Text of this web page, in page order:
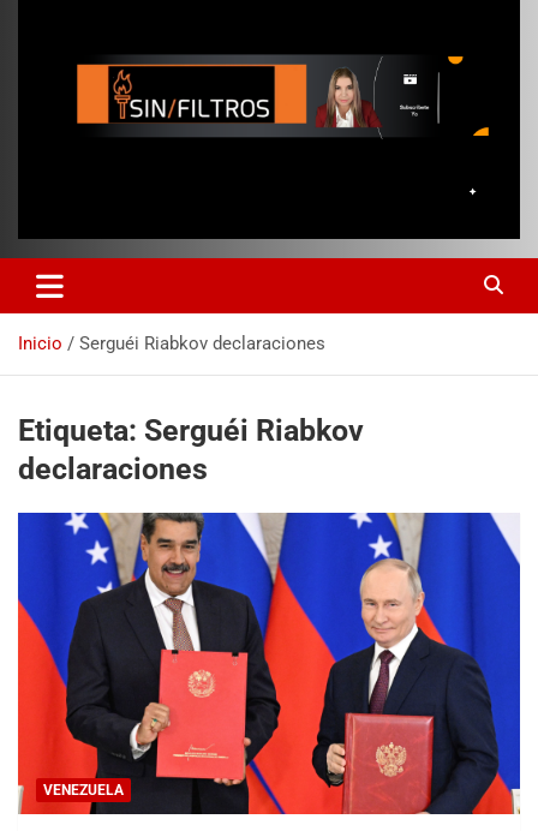
Inicio Serguéi Riabkov declaraciones
Etiqueta: Serguéi Riabkov
declaraciones
VENEZUELA